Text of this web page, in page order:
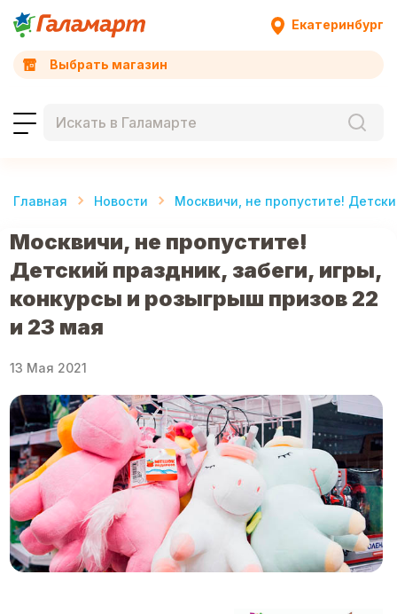
Екатеринбург
Выбрать магазин
Главная Новости Москвичи, не пропустите!
Москвичи, не пропустите!
Детский праздник, забеги, игры,
конкурсы и розыгрыш призов 22
и 23 мая
13 Мая 2021